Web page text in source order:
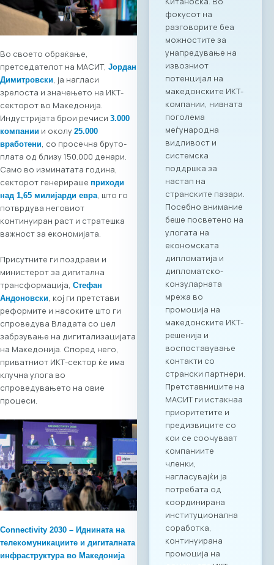
Во своето обраќање,
претседателот на МАСИТ, Јордан
Димитровски, ја нагласи
зрелоста и значењето на ИКТ-
секторот во Македонија.
Индустријата брои речиси 3.000
компании и околу 25.000
вработени, со просечна бруто-
плата од близу 150.000 денари.
Само во изминатата година,
секторот генерираше приходи
над 1,65 милијарди евра, што го
потврдува неговиот
континуиран раст и стратешка
важност за економијата.
Присутните ги поздрави и
министерот за дигитална
трансформација, Стефан
Андоновски, кој ги претстави
реформите и насоките што ги
спроведува Владата со цел
забрзување на дигитализацијата
на Македонија. Според него,
приватниот ИКТ-сектор ќе има
клучна улога во
спроведувањето на овие
процеси.
Connectivity 2030 – Иднината на
телекомуникациите и дигиталната
инфраструктура во Македонија
директни
партнерства
помеѓу компаниите
од двете земји.
Програма на
настанот Настанот
ќе биде отворен со
обраќања на
високо
министерско и
амбасадорско
ниво, по што ќе
следува свечено
потпишување на
Меморандум за
соработка помеѓу
МАСИТ и SETPE.
Програмата
предвидува
стручни
презентации за
состојбите во ИКТ
секторите во
пленарен преглед
на процесите на
дигитализација во
клучните
индустрии, како и
сесии за однапред
закажани B2B
состаноци.
Целосната агенда
за настанот е
достапна на
следниот линк:
Агенда
Регистрација и
Matchmaking
Учеството на
„Digital Bridge &
Business ICT Forum
2026“ нуди